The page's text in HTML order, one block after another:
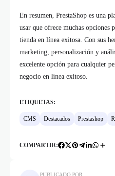
En resumen, PrestaShop es una
usar que ofrece muchas opciones
tienda en línea exitosa. Con sus
marketing, personalización y
excelente opción para cualquier
negocio en línea exitoso.
ETIQUETAS:
CMS Destacados Prestashop
COMPARTIR:
PUBLICADO POR